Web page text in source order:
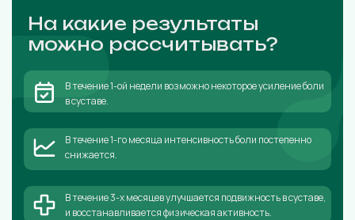
На какие результаты
можно рассчитывать?
В течение 1-ой недели возможно некоторое усиление боли
в суставе.
В течение 1-го месяца интенсивность боли постепенно
снижается.
В течение 3-х месяцев улучшается подвижность в суставе,
и восстанавливается физическая активность.